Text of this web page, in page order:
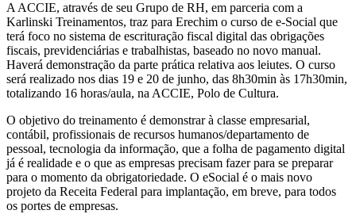
A ACCIE, através de seu Grupo de RH, em parceria com a
Karlinski Treinamentos, traz para Erechim o curso de e-Social que
terá foco no sistema de escrituração fiscal digital das obrigações
fiscais, previdenciárias e trabalhistas, baseado no novo manual.
Haverá demonstração da parte prática relativa aos leiutes. O curso
será realizado nos dias 19 e 20 de junho, das 8h30min às 17h30min,
totalizando 16 horas/aula, na ACCIE, Polo de Cultura.
O objetivo do treinamento é demonstrar à classe empresarial,
contábil, profissionais de recursos humanos/departamento de
pessoal, tecnologia da informação, que a folha de pagamento digital
já é realidade e o que as empresas precisam fazer para se preparar
para o momento da obrigatoriedade. O eSocial é o mais novo
projeto da Receita Federal para implantação, em breve, para todos
os portes de empresas.